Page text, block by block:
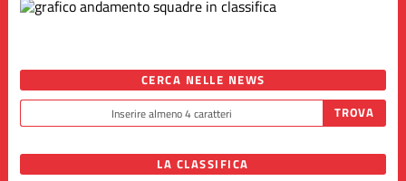
CERCA NELLE NEWS
LA CLASSIFICA